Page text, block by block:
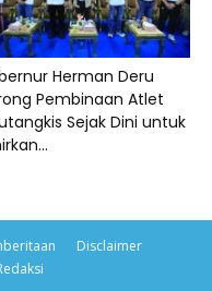
Herman Deru
Pembinaan Atlet
Sejak Dini untuk
Disclaimer